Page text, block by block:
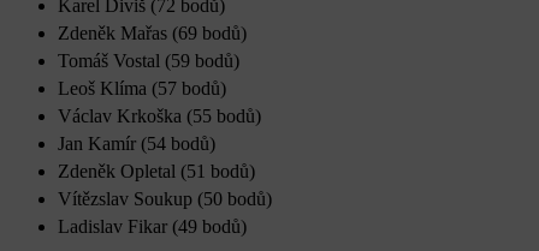
Karel Diviš (72 bodů)
Zdeněk Mařas (69 bodů)
Tomáš Vostal (59 bodů)
Leoš Klíma (57 bodů)
Václav Krkoška (55 bodů)
Jan Kamír (54 bodů)
Zdeněk Opletal (51 bodů)
Vítězslav Soukup (50 bodů)
Ladislav Fikar (49 bodů)